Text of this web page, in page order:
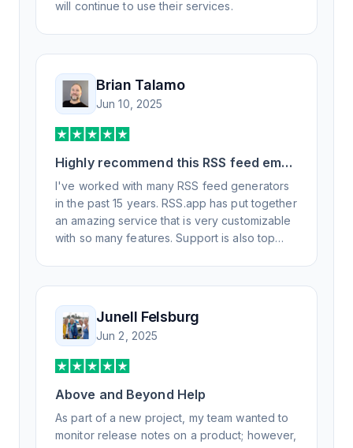
will continue to use their services.
Brian Talamo
Jun 10, 2025
Highly recommend this RSS feed email
/ widget generator service.
I've worked with many RSS feed generators
in the past 15 years. RSS.app has put together
an amazing service that is very customizable
with so many features. Support is also top
professionally. Highly recommend for all your
RSS feed needs. Our trucking news hub
website couldn't work without it. Thank you.
Junell Felsburg
Jun 2, 2025
Above and Beyond Help
As part of a new project, my team wanted to
monitor release notes on a product; however,